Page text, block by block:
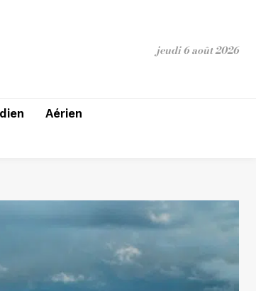
jeudi 6 août 2026
Aérien